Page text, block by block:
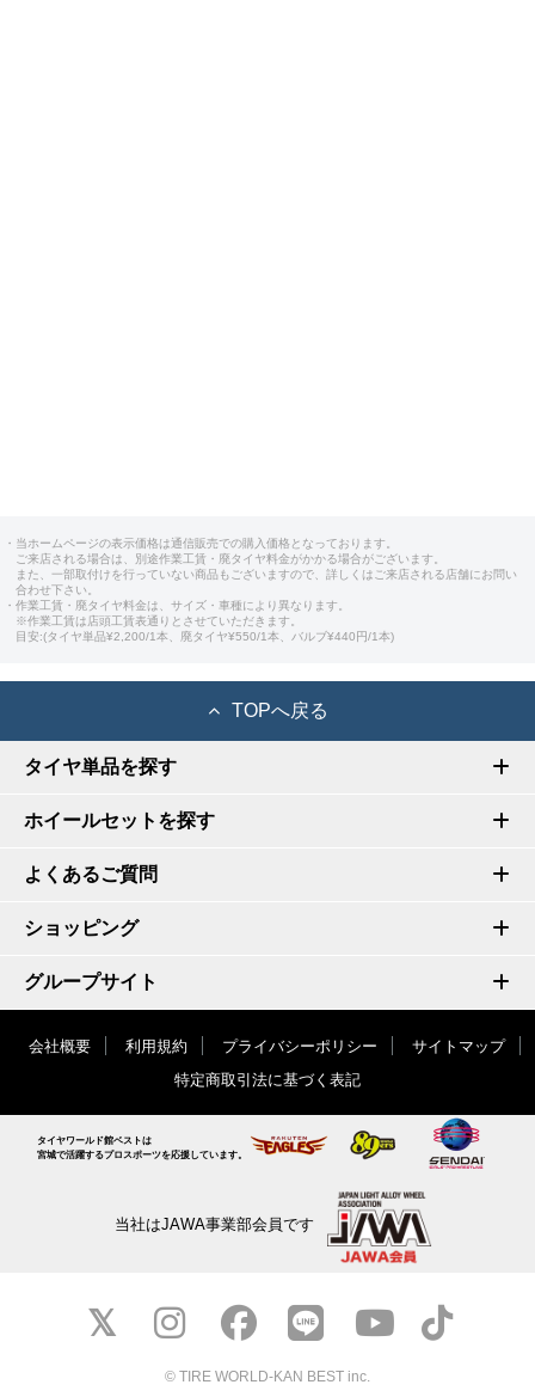
・当ホームページの表示価格は通信販売での購入価格となっております。
ご来店される場合は、別途作業工賃・廃タイヤ料金がかかる場合がございます。
また、一部取付けを行っていない商品もございますので、詳しくはご来店される店舗にお問い
合わせ下さい。
・作業工賃・廃タイヤ料金は、サイズ・車種により異なります。
※作業工賃は店頭工賃表通りとさせていただきます。
目安:(タイヤ単品¥2,200/1本、廃タイヤ¥550/1本、バルブ¥440円/1本)
TOPへ戻る
タイヤ単品を探す
ホイールセットを探す
よくあるご質問
ショッピング
グループサイト
会社概要 利用規約 プライバシーポリシー
サイトマップ
特定商取引法に基づく表記
タイヤワールド館ベストは
宮城で活躍するプロスポーツを応援しています。
当社はJAWA事業部会員です
© TIRE WORLD-KAN BEST inc.